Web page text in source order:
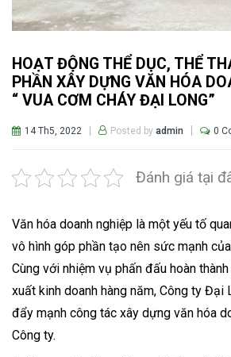
HOẠT ĐỘNG THỂ DỤC, THỂ
PHẦN XÂY DỰNG VĂN HÓA
“ VUA CƠM CHÁY ĐẠI LONG”
14 Th5, 2022 Posted by admin 0
Đánh giá tại
Văn hóa doanh nghiệp là một yếu tố
vô hình góp phần tạo nên sức mạnh
Cùng với nhiệm vụ phấn đấu hoàn
xuất kinh doanh hàng năm, Công ty Đại
đẩy mạnh công tác xây dựng văn hóa
Công ty.